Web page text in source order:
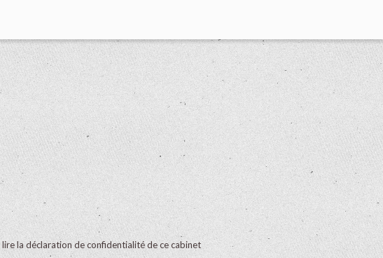
lire la déclaration de confidentialité de ce cabinet